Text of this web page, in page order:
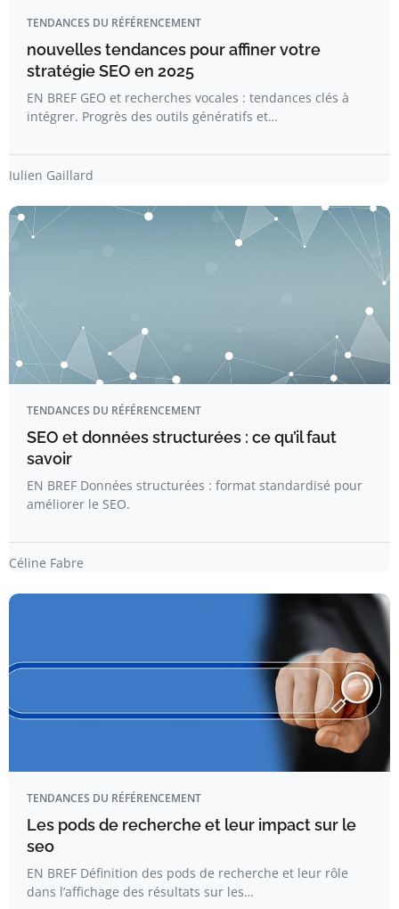
TENDANCES DU RÉFÉRENCEMENT
nouvelles tendances pour affiner votre
stratégie SEO en 2025
EN BREF GEO et recherches vocales : tendances clés à
intégrer. Progrès des outils génératifs et…
Julien Gaillard
TENDANCES DU RÉFÉRENCEMENT
SEO et données structurées : ce qu’il faut
savoir
EN BREF Données structurées : format standardisé pour
améliorer le SEO.
Céline Fabre
TENDANCES DU RÉFÉRENCEMENT
Les pods de recherche et leur impact sur le
seo
EN BREF Définition des pods de recherche et leur rôle
dans l’affichage des résultats sur les…